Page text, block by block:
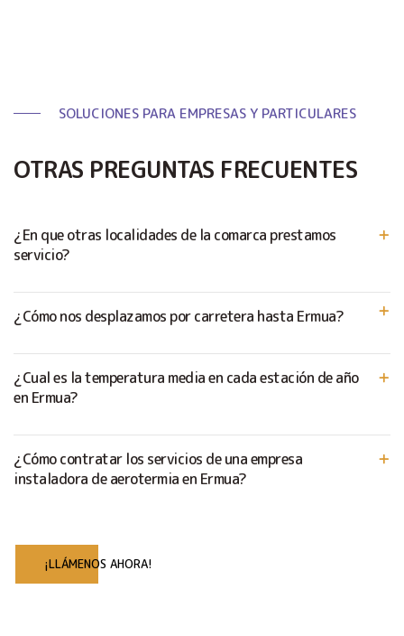
SOLUCIONES PARA EMPRESAS Y PARTICULARES
OTRAS PREGUNTAS FRECUENTES
¿En que otras localidades de la comarca prestamos
servicio?
¿Cómo nos desplazamos por carretera hasta Ermua?
¿Cual es la temperatura media en cada estación de año
en Ermua?
¿Cómo contratar los servicios de una empresa
instaladora de aerotermia en Ermua?
¡LLÁMENOS AHORA!